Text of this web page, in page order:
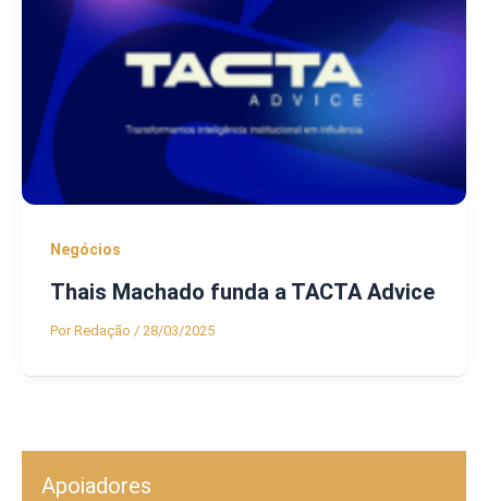
Negócios
Thais Machado funda a TACTA Advice
PorRedação / 28/03/2025
Apoiadores